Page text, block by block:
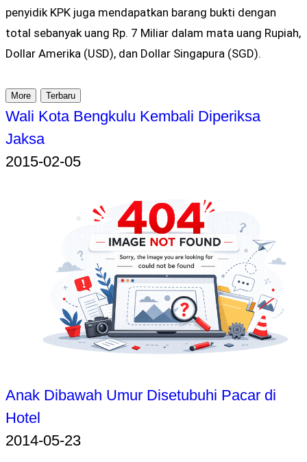
penyidik KPK juga mendapatkan barang bukti dengan
total sebanyak uang Rp. 7 Miliar dalam mata uang Rupiah,
Dollar Amerika (USD), dan Dollar Singapura (SGD).
More Terbaru
Wali Kota Bengkulu Kembali Diperiksa
Jaksa
2015-02-05
Anak Dibawah Umur Disetubuhi Pacar di
Hotel
2014-05-23